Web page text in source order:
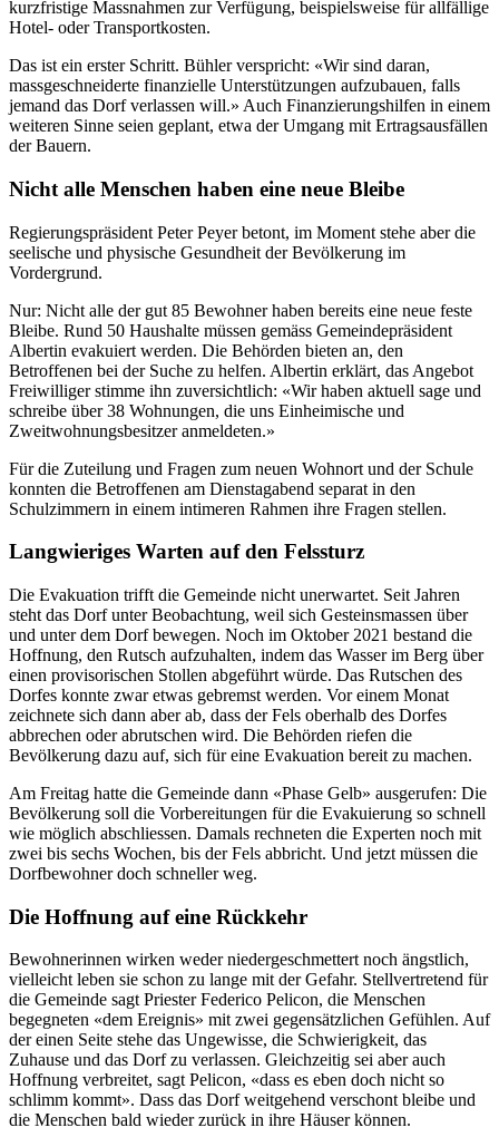
kurzfristige Massnahmen zur Verfügung, beispielsweise für allfällige
Hotel- oder Transportkosten.
Das ist ein erster Schritt. Bühler verspricht: «Wir sind daran,
massgeschneiderte finanzielle Unterstützungen aufzubauen, falls
jemand das Dorf verlassen will.» Auch Finanzierungshilfen in einem
weiteren Sinne seien geplant, etwa der Umgang mit Ertragsausfällen
der Bauern.
Nicht alle Menschen haben eine neue Bleibe
Regierungspräsident Peter Peyer betont, im Moment stehe aber die
seelische und physische Gesundheit der Bevölkerung im
Vordergrund.
Nur: Nicht alle der gut 85 Bewohner haben bereits eine neue feste
Bleibe. Rund 50 Haushalte müssen gemäss Gemeindepräsident
Albertin evakuiert werden. Die Behörden bieten an, den
Betroffenen bei der Suche zu helfen. Albertin erklärt, das Angebot
Freiwilliger stimme ihn zuversichtlich: «Wir haben aktuell sage und
schreibe über 38 Wohnungen, die uns Einheimische und
Zweitwohnungsbesitzer anmeldeten.»
Für die Zuteilung und Fragen zum neuen Wohnort und der Schule
konnten die Betroffenen am Dienstagabend separat in den
Schulzimmern in einem intimeren Rahmen ihre Fragen stellen.
Langwieriges Warten auf den Felssturz
Die Evakuation trifft die Gemeinde nicht unerwartet. Seit Jahren
steht das Dorf unter Beobachtung, weil sich Gesteinsmassen über
und unter dem Dorf bewegen. Noch im Oktober 2021 bestand die
Hoffnung, den Rutsch aufzuhalten, indem das Wasser im Berg über
einen provisorischen Stollen abgeführt würde. Das Rutschen des
Dorfes konnte zwar etwas gebremst werden. Vor einem Monat
zeichnete sich dann aber ab, dass der Fels oberhalb des Dorfes
abbrechen oder abrutschen wird. Die Behörden riefen die
Bevölkerung dazu auf, sich für eine Evakuation bereit zu machen.
Am Freitag hatte die Gemeinde dann «Phase Gelb» ausgerufen: Die
Bevölkerung soll die Vorbereitungen für die Evakuierung so schnell
wie möglich abschliessen. Damals rechneten die Experten noch mit
zwei bis sechs Wochen, bis der Fels abbricht. Und jetzt müssen die
Dorfbewohner doch schneller weg.
Die Hoffnung auf eine Rückkehr
Bewohnerinnen wirken weder niedergeschmettert noch ängstlich,
vielleicht leben sie schon zu lange mit der Gefahr. Stellvertretend für
die Gemeinde sagt Priester Federico Pelicon, die Menschen
begegneten «dem Ereignis» mit zwei gegensätzlichen Gefühlen. Auf
der einen Seite stehe das Ungewisse, die Schwierigkeit, das
Zuhause und das Dorf zu verlassen. Gleichzeitig sei aber auch
Hoffnung verbreitet, sagt Pelicon, «dass es eben doch nicht so
schlimm kommt». Dass das Dorf weitgehend verschont bleibe und
die Menschen bald wieder zurück in ihre Häuser können.